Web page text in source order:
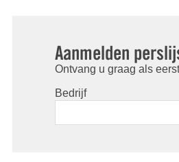
Aanmelden
Ontvang u graag als
Bedrijf